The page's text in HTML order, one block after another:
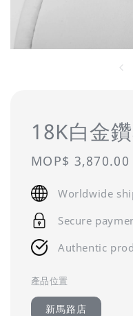
18K白金
Sale
MOP$ 3,870.00
Worldwide
Secure
Authentic
產品位置
新馬路店